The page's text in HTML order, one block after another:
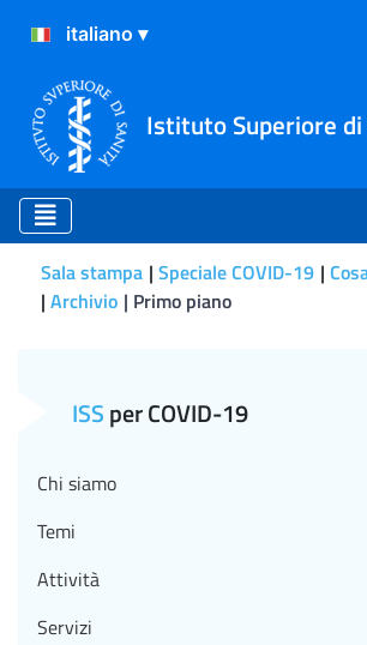
Istituto Superiore
Sala stampa Speciale COVID-19
Archivio Primo piano
ISSper COVID-19
Chi siamo
Temi
Attività
Servizi